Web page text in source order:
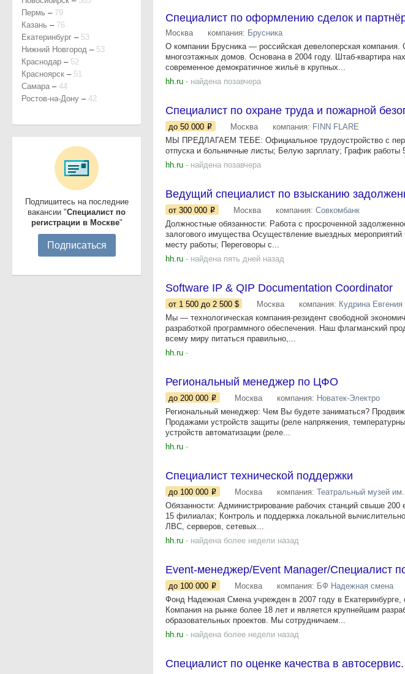
Специалист по оформлению сделок и
Москва компания: Брусника
О компании Брусника — российская девелоперская компания.
многоэтажных домов. Основана в 2004 году. Штаб-квартира
современное демократичное жильё в крупных...
hh.ru - найдена позавчера
Специалист по охране труда и пожарной
до 50 000 Москва компания: FINN FLARE
МЫ ПРЕДЛАГАЕМ ТЕБЕ: Официальное трудоустройство с
отпуска и больничные листы; Белую зарплату; График
hh.ru - найдена позавчера
Ведущий специалист по взысканию
от 300 000 Москва компания: Совкомбанк
Должностные обязанности: Работа с просроченной
залогового имущества Осуществление выездных
месту работы; Переговоры с...
hh.ru - найдена пять дней назад
Software IP & QIP Documentation Coordinator
от 1 500 до 2 500 $ Москва компания: Кудрина
Мы — технологическая компания-резидент свободной
разработкой программного обеспечения. Наш флагманский
всему миру питаться правильно,...
hh.ru -
Региональный менеджер по ЦФО
до 200 000 Москва компания: Новатек-Электро
Региональный менеджер: Чем Вы будете заниматься?
Продажами устройств защиты (реле напряжения,
устройств автоматизации (реле...
hh.ru -
Специалист технической поддержки
до 100 000 Москва компания: Театральный музей
Обязанности: Администрирование рабочих станций свыше
15 филиалах; Контроль и поддержка локальной
ЛВС, серверов, сетевых...
hh.ru - найдена более недели назад
Event-менеджер/Event Manager/Специалист
до 100 000 Москва компания: БФ Надежная смена
Фонд Надежная Смена учрежден в 2007 году в
Компания на рынке более 18 лет и является крупнейшим
образовательных проектов. Мы сотрудничаем...
hh.ru - найдена более недели назад
Специалист по оценке качества в автосервис.
Пермь – 79
Казань – 76
Екатеринбург – 53
Нижний Новгород – 53
Краснодар – 52
Красноярск – 51
Самара – 44
Ростов-на-Дону – 42
Подпишитесь на последние
вакансии "Специалист по
регистрации в Москве"
Подписаться